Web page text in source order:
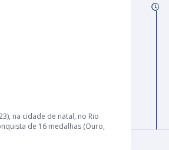
na cidade de natal, no Rio
de 16 medalhas (Ouro,